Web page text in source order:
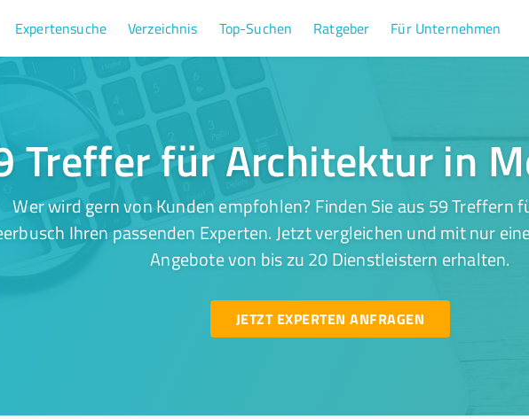
Expertensuche Verzeichnis Top-Suchen Ratgeber Für Unternehmen
Treffer für Architektur in
Wer wird gern von Kunden empfohlen? Finden Sie aus 59 Treffern
Ihren passenden Experten. Jetzt vergleichen und mit nur
Angebote von bis zu 20 Dienstleistern erhalten.
JETZT EXPERTEN ANFRAGEN